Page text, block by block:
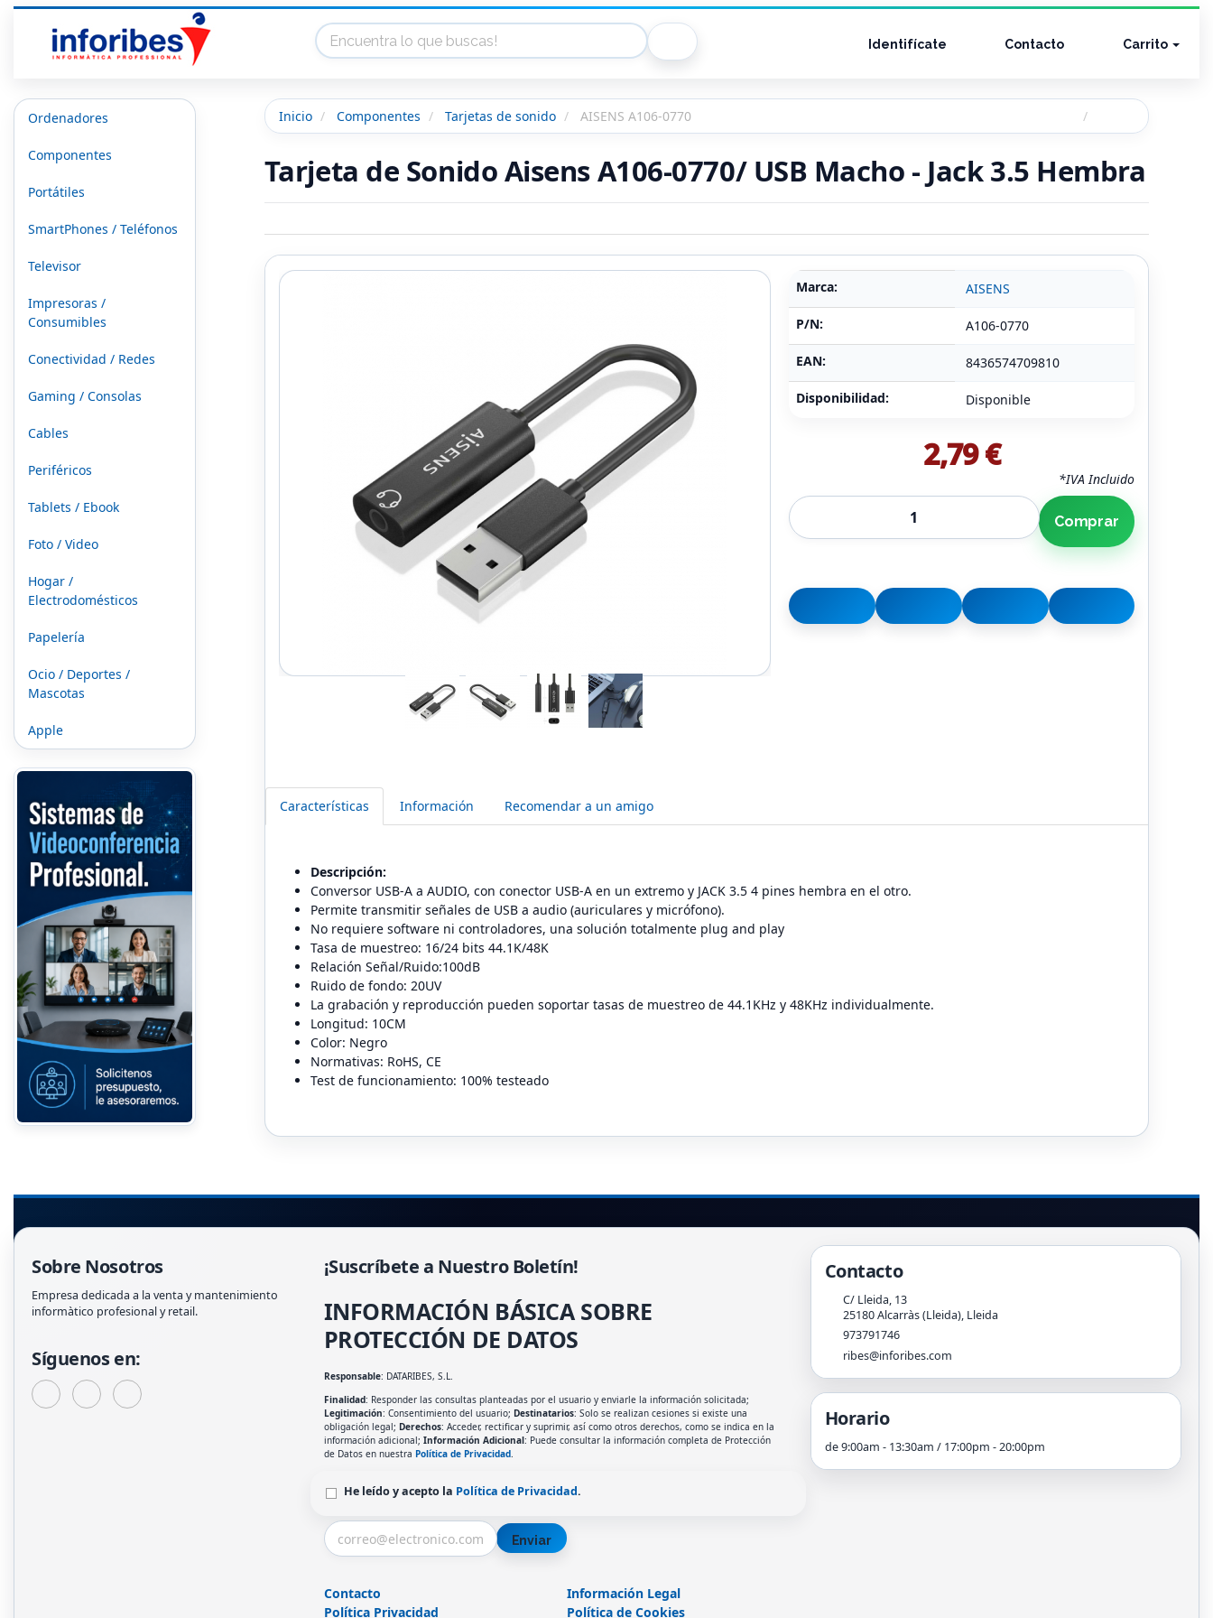
Identifícate Contacto Carrito
Ordenadores
Componentes
Portátiles
SmartPhones / Teléfonos
Televisor
Impresoras /
Consumibles
Conectividad / Redes
Gaming / Consolas
Cables
Periféricos
Tablets / Ebook
Foto / Video
Hogar /
Electrodomésticos
Papelería
Ocio / Deportes /
Mascotas
Apple
Inicio Componentes Tarjetas de sonido AISENS A106-0770
Tarjeta de Sonido Aisens A106-0770/ USB Macho - Jack 3.5 Hembra
Marca: AISENS
P/N: A106-0770
EAN: 8436574709810
Disponibilidad: Disponible
2,79 €
*IVA Incluido
Comprar
Características Información Recomendar a un amigo
Descripción:
Conversor USB-A a AUDIO, con conector USB-A en un extremo y JACK 3.5 4 pines hembra en el otro.
Permite transmitir señales de USB a audio (auriculares y micrófono).
No requiere software ni controladores, una solución totalmente plug and play
Tasa de muestreo: 16/24 bits 44.1K/48K
Relación Señal/Ruido:100dB
Ruido de fondo: 20UV
La grabación y reproducción pueden soportar tasas de muestreo de 44.1KHz y 48KHz individualmente.
Longitud: 10CM
Color: Negro
Normativas: RoHS, CE
Test de funcionamiento: 100% testeado
Sobre Nosotros
Empresa dedicada a la venta y mantenimiento
informàtico profesional y retail.
Síguenos en:
¡Suscríbete a Nuestro Boletín!
INFORMACIÓN BÁSICA SOBRE
PROTECCIÓN DE DATOS
Responsable: DATARIBES, S.L.
Finalidad: Responder las consultas planteadas por el usuario y enviarle la información solicitada;
Legitimación: Consentimiento del usuario; Destinatarios: Solo se realizan cesiones si existe una
obligación legal; Derechos: Acceder, rectificar y suprimir, así como otros derechos, como se indica en la
información adicional; Información Adicional: Puede consultar la información completa de Protección
de Datos en nuestra Política de Privacidad.
He leído y acepto la Política de Privacidad.
Enviar
Contacto
Información Legal
Política Privacidad
Política de Cookies
Contacto
C/ Lleida, 13
25180Alcarràs (Lleida), Lleida
973791746
ribes@inforibes.com
Horario
de 9:00am - 13:30am / 17:00pm - 20:00pm